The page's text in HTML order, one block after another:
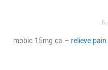
mobic 15mg ca – relieve pain